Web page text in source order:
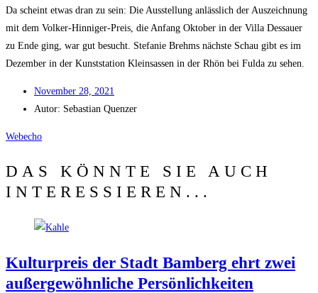
Da scheint etwas dran zu sein: Die Aus­stel­lung anläss­lich der Aus­zeich­nung
mit dem Vol­ker-Hin­ni­ger-Preis, die Anfang Okto­ber in der Vil­la Des­sau­er
zu Ende ging, war gut besucht. Ste­fa­nie Brehms nächs­te Schau gibt es im
Dezem­ber in der Kunst­sta­ti­on Klein­sas­sen in der Rhön bei Ful­da zu sehen.
Novem­ber 28, 2021
Autor: Sebas­ti­an Quenzer
Web­echo
DAS KÖNNTE SIE AUCH
INTERESSIEREN...
Kul­tur­preis der Stadt Bam­berg ehrt zwei
außer­ge­wöhn­li­che Persönlichkeiten